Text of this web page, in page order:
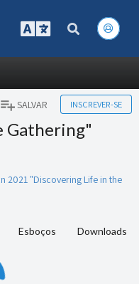
SALVAR INSCREVER-SE
Gathering"
2021 "Discovering Life in the
Esboços Downloads